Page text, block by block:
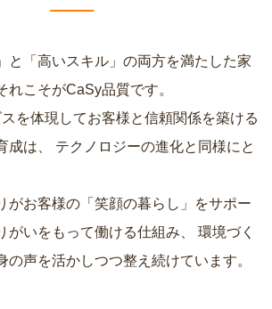
と「高いスキル」の両方を満たした家
れこそがCaSy品質です。
を体現してお客様と信頼関係を築ける
成は、
がお客様の「笑顔の暮らし」をサポー
がいをもって働ける仕組み、
の声を活かしつつ整え続けています。